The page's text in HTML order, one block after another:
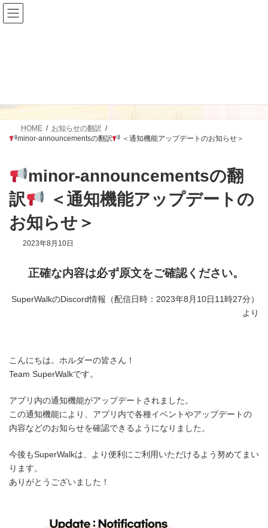
コ
ン
テ
ナ
ビ
ゲ
HOME
お知らせの翻訳
minor-announcementsの翻訳
＜通知機能アップデートのお知らせ＞
minor-announcementsの翻
訳
＜通知機能アップデートの
お知らせ＞
2023年8月10日
正確な内容は必ず原文をご確認ください。
SuperWalkのDiscord情報（配信日時：2023年8月10日11時27分）
より
こんにちは。ホルダーの皆さん！
Team SuperWalkです。
アプリ内の通知機能がアップデートされました。
この通知機能により、アプリ内で各種イベントやアップデートの
内容などのお知らせを確認できるようになりました。
今後もSuperWalkは、より便利にご利用いただけるよう努めてまい
ります。
ありがとうございました！